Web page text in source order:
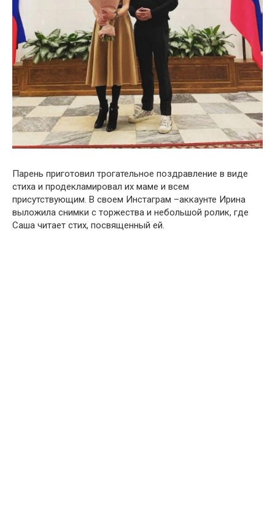
Парень приготовил трогательное поздравление в виде
стиха и продекламировал их маме и всем
присутствующим. В своем Инстаграм –аккаунте Ирина
выложила снимки с торжества и небольшой ролик, где
Саша читает стих, посвященный ей.